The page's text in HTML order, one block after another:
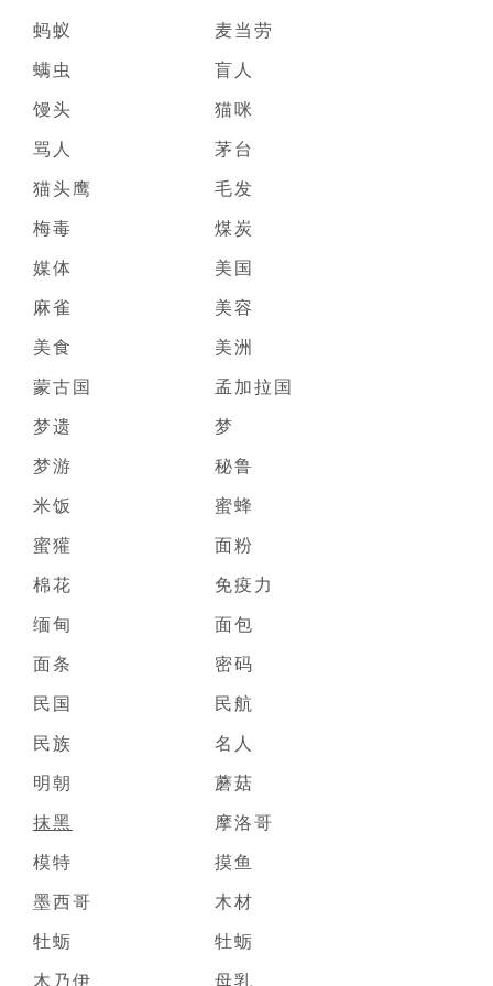
蚂蚁
麦当劳
螨虫
盲人
馒头
猫咪
骂人
茅台
猫头鹰
毛发
梅毒
煤炭
媒体
美国
麻雀
美容
美食
美洲
蒙古国
孟加拉国
梦遗
梦
梦游
秘鲁
米饭
蜜蜂
蜜獾
面粉
棉花
免疫力
缅甸
面包
面条
密码
民国
民航
民族
名人
明朝
蘑菇
抹黑
摩洛哥
模特
摸鱼
墨西哥
木材
牡蛎
牡蛎
木乃伊
母乳